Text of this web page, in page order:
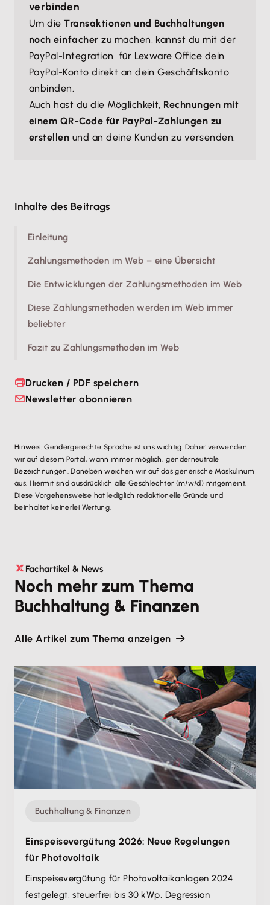
verbinden
Um dieTransaktionen und Buchhaltungen
noch einfacher zu machen, kannst du mit der
PayPal-Integration für Lexware Office dein
PayPal-Konto direkt an dein Geschäftskonto
anbinden.
Auch hast du die Möglichkeit, Rechnungen mit
einem QR-Code für PayPal-Zahlungen zu
erstellen und an deine Kunden zu versenden.
Inhalte des Beitrags
Einleitung
Zahlungsmethoden im Web – eine Übersicht
Die Entwicklungen der Zahlungsmethoden im Web
Diese Zahlungsmethoden werden im Web immer
beliebter
Fazit zu Zahlungsmethoden im Web
Drucken / PDF speichern
Newsletter abonnieren
Hinweis: Gendergerechte Sprache ist uns wichtig. Daher verwenden
wir auf diesem Portal, wann immer möglich, genderneutrale
Bezeichnungen. Daneben weichen wir auf das generische Maskulinum
aus. Hiermit sind ausdrücklich alle Geschlechter (m/w/d) mitgemeint.
Diese Vorgehensweise hat lediglich redaktionelle Gründe und
beinhaltet keinerlei Wertung.
Fachartikel & News
Noch mehr zum Thema
Buchhaltung & Finanzen
Alle Artikel zum Thema anzeigen
Buchhaltung & Finanzen
Einspeisevergütung 2026: Neue Regelungen
für Photovoltaik
Einspeisevergütung für Photovoltaikanlagen 2024
festgelegt, steuerfrei bis 30 kWp, Degression